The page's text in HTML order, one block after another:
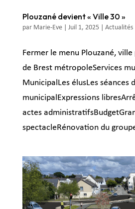
Plouzané devient « Ville 30 »
par Marie-Eve| Juil 1, 2025| Actualités
Fermer le menu Plouzané,
de Brest métropoleServices
MunicipalLes élusLes séances
municipalExpressions
actes
spectacleRénovation du